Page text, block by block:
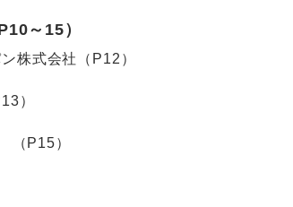
～15）
式会社（P12）
）
P15）